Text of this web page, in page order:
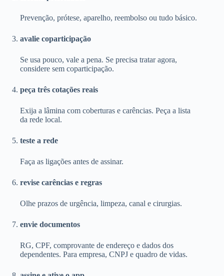
Prevenção, prótese, aparelho, reembolso ou tudo básico.
avalie coparticipação
Se usa pouco, vale a pena. Se precisa tratar agora,
considere sem coparticipação.
peça três cotações reais
Exija a lâmina com coberturas e carências. Peça a lista
da rede local.
teste a rede
Faça as ligações antes de assinar.
revise carências e regras
Olhe prazos de urgência, limpeza, canal e cirurgias.
envie documentos
RG, CPF, comprovante de endereço e dados dos
dependentes. Para empresa, CNPJ e quadro de vidas.